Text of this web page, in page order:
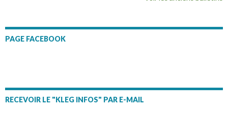
PAGE FACEBOOK
RECEVOIR LE "KLEG INFOS" PAR E-MAIL